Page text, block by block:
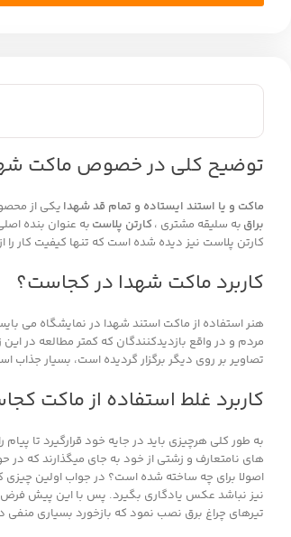
توضیح کلی در خصوص ماکت
ماکت و یا استند ایستاده و تمام قد شهدایکی از
براق به سلیقه مشتری ، کارتن پلاستبه عنوان بنده
کارتن پلاست نیز دیده شده است که تنها کیفیت کار
کاربرد ماکت شهدا در کجاست؟
هنر استفاده از ماکت استند شهدا در نمایشگاه می
مردم و در واقع بازدیدکنندگان که کمتر مطالعه در
تصاویر بر روی دیگر برگزار گردیده است، بسیار جذاب
کاربرد غلط استفاده از ماکت
به طور کلی هرچیزی باید در جایه خود قرارگیرد تا
های نامتعارف و زشتی از خود به جای میگذارند که در
اصولا برای چه ساخته شده است؟ در جواب اولین چیزی
نیز نباشد عکس یادگاری بگیرد. پس با این پیش فرض
تیرهای چراغ برق نصب نمود که بازخورد بسیاری منفی